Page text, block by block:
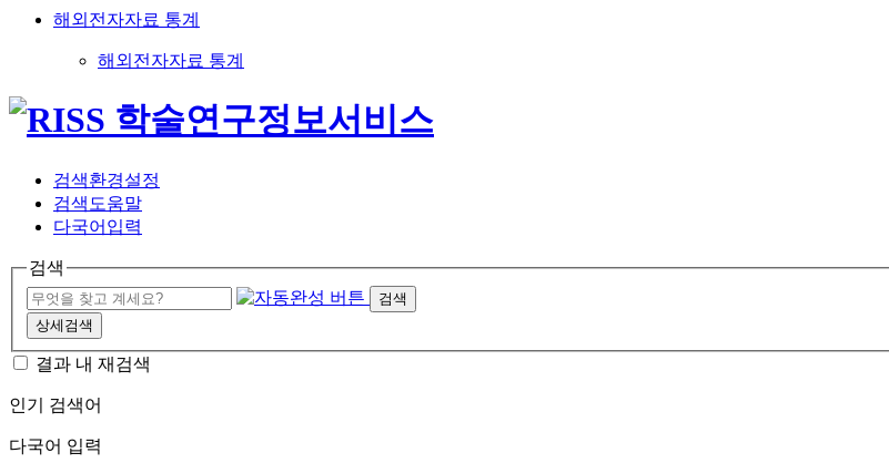
해외전자자료 통계
해외전자자료 통계
검색환경설정
검색도움말
다국어입력
검색
검색
상세검색
결과 내 재검색
인기 검색어
다국어 입력